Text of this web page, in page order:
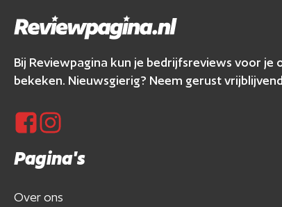
Bij Reviewpagina kun je bedrijfsreviews voor
bekeken. Nieuwsgierig? Neem gerust
Pagina's
Over ons